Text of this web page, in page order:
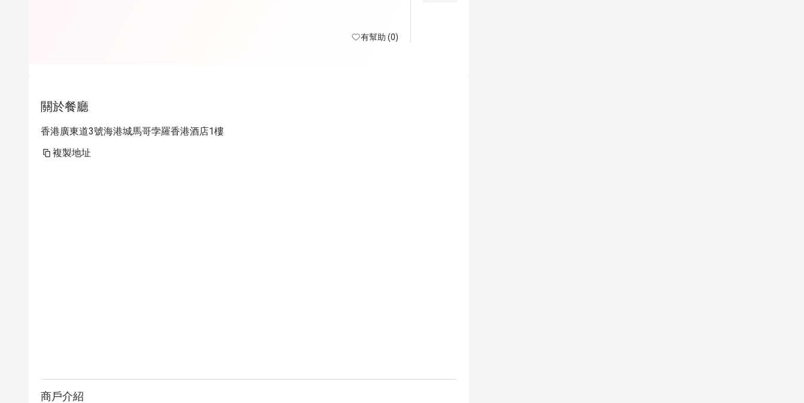
有幫助 (0)
關於餐廳
香港廣東道3號海港城馬哥孛羅香港酒店1樓
複製地址
商戶介紹